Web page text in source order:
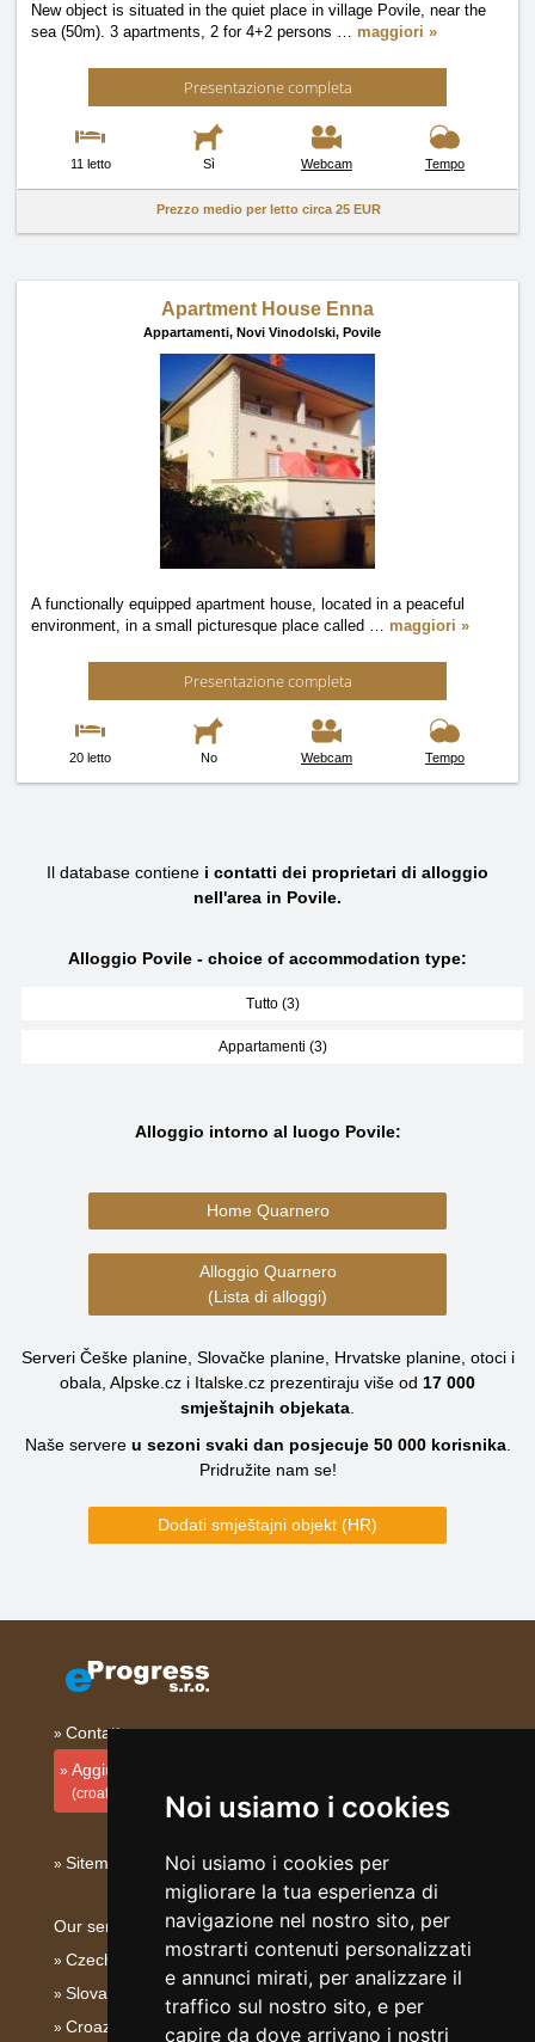
Noi usiamo i cookies
Noi usiamo i cookies per
migliorare la tua esperienza di
navigazione nel nostro sito, per
mostrarti contenuti personalizzati
e annunci mirati, per analizzare il
traffico sul nostro sito, e per
capire da dove arrivano i nostri
New object is situated in the quiet place in village Povile, near the
sea (50m). 3 apartments, 2 for 4+2 persons … maggiori »
Presentazione completa
11 letto Sì Webcam Tempo
Prezzo medio per letto circa 25 EUR
Apartment House Enna
Appartamenti, Novi Vinodolski, Povile
A functionally equipped apartment house, located in a peaceful
environment, in a small picturesque place called … maggiori »
Presentazione completa
20 letto No Webcam Tempo
Il database contiene i contatti dei proprietari di alloggio
nell'area in Povile.
Alloggio Povile - choice of accommodation type:
Tutto (3)
Appartamenti (3)
Alloggio intorno al luogo Povile:
Home Quarnero
Alloggio Quarnero
(Lista di alloggi)
Serveri Češke planine, Slovačke planine, Hrvatske planine, otoci i
obala, Alpske.cz i Italske.cz prezentiraju više od 17 000
smještajnih objekata
Naše servere u sezoni svaki dan posjecuje 50 000korisnika.
Pridružite nam se!
Dodati smještajni objekt (HR)
Contatto
Aggiungi la tua sistemazione
(croato)
Sitemap
Our servers:
Czech mountains
Slovakian mountains
Croazia - Adriatico